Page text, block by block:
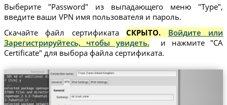
Выберите "Password" из выпадающего меню "Type",
введите ваши VPN имя пользователя и пароль.
Скачайте файл сертификатаСКРЫТО. Войдите или
Зарегистрируйтесь, чтобы увидеть. и нажмите "CA
Certificate" для выбора файла сертификата.
Trust.Zone-United-Kingdom
uk.trust.zone